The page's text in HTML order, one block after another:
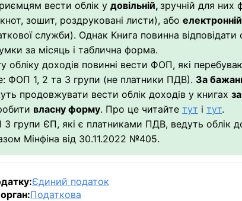
вести облік у довільній, зручній для них
зошит, роздруковані листи), або
служби). Однак Книга повинна
за місяць і таблична форма.
обліку доходів повинні вести ФОП, які
: ФОП 1, 2 та 3 групи (не платники ПДВ). За
продовжувати вести облік доходів у книгах
власну форму. Про це читайте тут і тут.
групи ЄП, які є платниками ПДВ, ведуть облік
Мінфіна від 30.11.2022 №405.
Єдиний податок
Податкова